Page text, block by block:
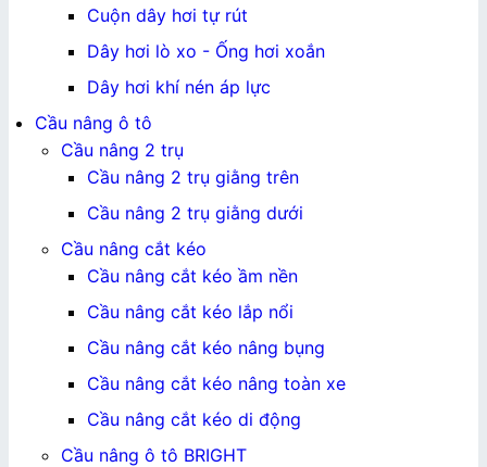
Cuộn dây hơi tự rút
Dây hơi lò xo - Ống hơi xoắn
Dây hơi khí nén áp lực
Cầu nâng ô tô
Cầu nâng 2 trụ
Cầu nâng 2 trụ giằng trên
Cầu nâng 2 trụ giằng dưới
Cầu nâng cắt kéo
Cầu nâng cắt kéo ầm nền
Cầu nâng cắt kéo lắp nổi
Cầu nâng cắt kéo nâng bụng
Cầu nâng cắt kéo nâng toàn xe
Cầu nâng cắt kéo di động
Cầu nâng ô tô BRIGHT